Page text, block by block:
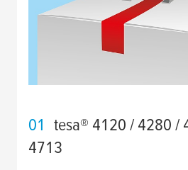
01 tesa® 4120 / 4280 /
4713